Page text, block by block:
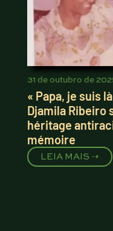
31 de outubro de
« Papa, je suis
Djamila Ribeiro
héritage
mémoire
LEIA MAIS ➝